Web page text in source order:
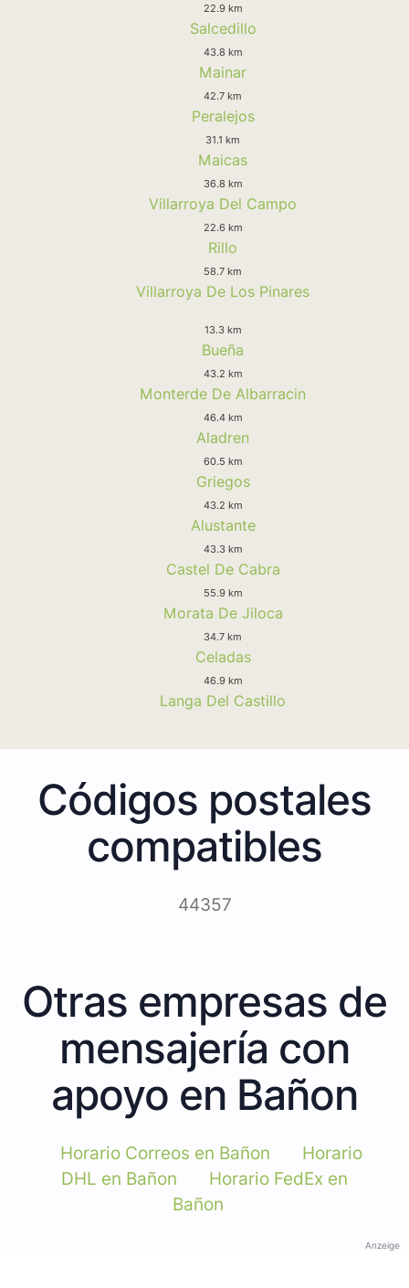
22.9 km
Salcedillo
43.8 km
Mainar
42.7 km
Peralejos
31.1 km
Maicas
36.8 km
Villarroya Del Campo
22.6 km
Rillo
58.7 km
Villarroya De Los Pinares
13.3 km
Bueña
43.2 km
Monterde De Albarracin
46.4 km
Aladren
60.5 km
Griegos
43.2 km
Alustante
43.3 km
Castel De Cabra
55.9 km
Morata De Jiloca
34.7 km
Celadas
46.9 km
Langa Del Castillo
Códigos postales
compatibles
44357
Otras empresas de
mensajería con
apoyo en Bañon
Horario Correos en Bañon
Horario
DHL en Bañon
Horario FedEx en
Bañon
Anzeige